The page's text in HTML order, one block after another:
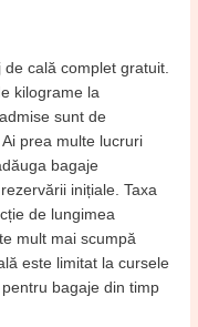
cală complet gratuit.
kilograme la
sunt de
prea multe lucruri
bagaje
inițiale. Taxa
de lungimea
mult mai scumpă
este limitat la cursele
bagaje din timp